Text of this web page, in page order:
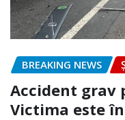
BREAKING NEWS
Accident grav
Victima este